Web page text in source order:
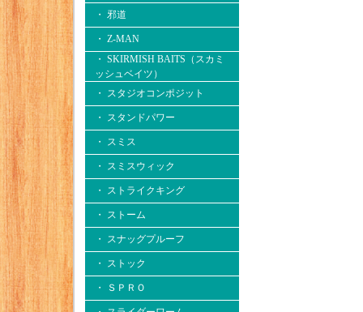
・ 邪道
・ Z-MAN
・ SKIRMISH BAITS（スカミ
ッシュベイツ）
・ スタジオコンポジット
・ スタンドパワー
・ スミス
・ スミスウィック
・ ストライクキング
・ ストーム
・ スナッグプルーフ
・ ストック
・ ＳＰＲＯ